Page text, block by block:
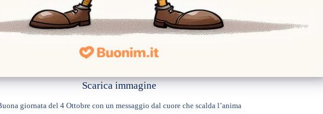
Scarica immagine
giornata del 4 Ottobre con un messaggio dal cuore che scalda l’anima